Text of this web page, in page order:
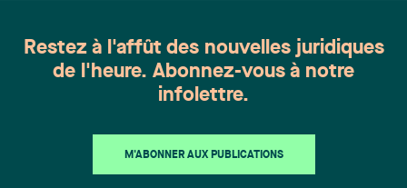
Restez à l'affût des nouvelles juridiques
de l'heure. Abonnez-vous à notre
infolettre.
M'ABONNER AUX PUBLICATIONS